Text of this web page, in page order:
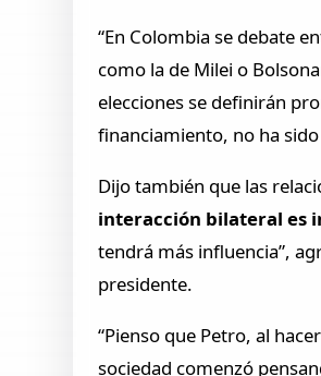
“En Colombia se debate
como la de Milei o
elecciones se definirán
financiamiento, no ha
Dijo también que las
interacción bilateral es
tendrá más influencia”,
presidente.
“Pienso que Petro, al
sociedad comenzó